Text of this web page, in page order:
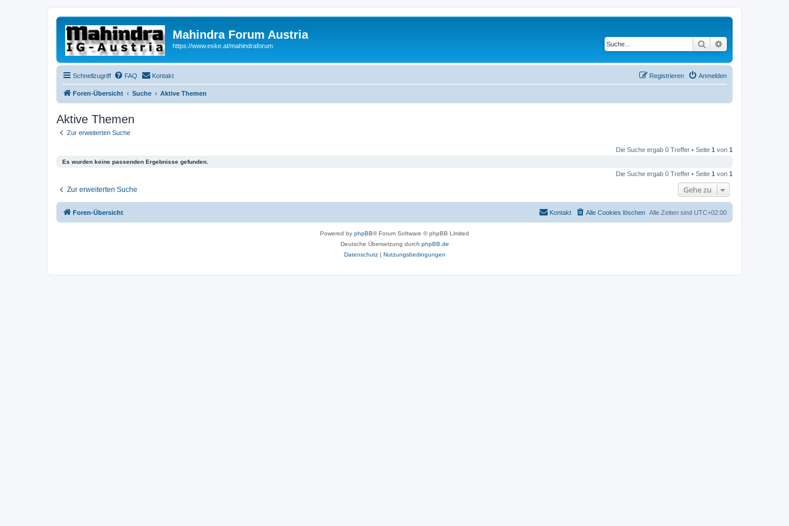
Mahindra Forum Austria
https://www.eske.at/mahindraforum Suche
Schnellzugriff FAQ Kontakt Anmelden
Registrieren
Foren-Übersicht Suche Aktive Themen
Aktive Themen
Zur erweiterten Suche
Die Suche ergab 0 Treffer • Seite 1 von 1
Es wurden keine passenden Ergebnisse gefunden.
Die Suche ergab 0 Treffer • Seite 1 von 1
Zur erweiterten Suche Gehe zu
Foren-Übersicht Alle Zeiten sind UTC+02:00
Alle Cookies löschen
Kontakt
Powered by phpBB® Forum Software © phpBB Limited
Deutsche Übersetzung durch phpBB.de
Datenschutz| Nutzungsbedingungen